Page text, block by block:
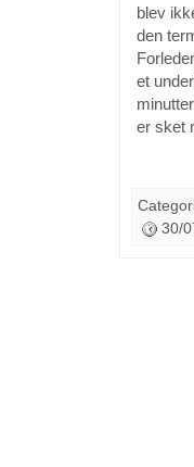
blev
den
et
er sket
30/